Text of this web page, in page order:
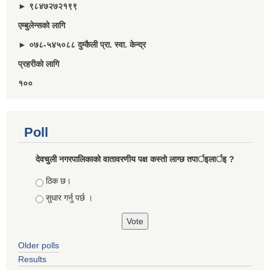
► ९८४७२७२१९९
एम्बुलेन्सकाे लागि
► ०७८-५४५०८८ दुम्कैली प्रा. स्वा. केन्द्र
प्रहरीकाे लागि
१००
Poll
देवचुली नगरपालिकाकाे वातावरणीय पक्ष कस्ताे लाग्छ तपार्इलार्इ ?
Choices
ठिक छ।
सुधार गर्नु पर्छ ।
Older polls
Results